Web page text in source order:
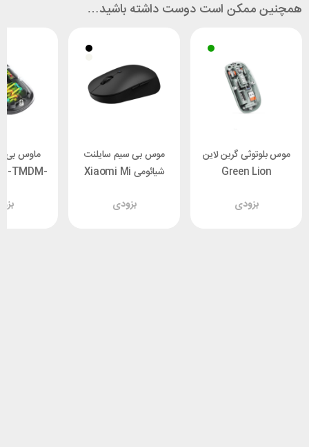
همچنین ممکن است دوست داشته باشید…
موس بلوتوثی گرین لاین
Green Lion
Mouse 2
بزودی
موس بی سیم سایلنت
شیائومی Xiaomi Mi
Wireless Mouse
بزودی
ماوس بی
TMDM-